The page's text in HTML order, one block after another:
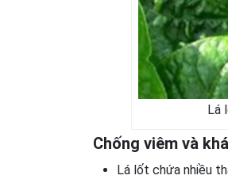
Lá
Chống viêm và
Lá lốt chứa nhiều